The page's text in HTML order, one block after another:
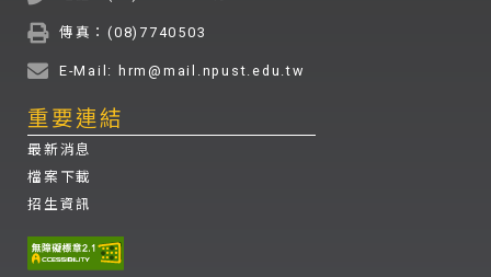
傳真：(08)7740503
E-Mail: hrm@mail.npust.edu.tw
重要連結
最新消息
檔案下載
招生資訊